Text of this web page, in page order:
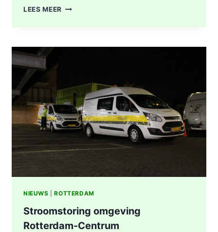
LEES MEER SCOOTER
BIJ
IN
ROTTERDAM
NIEUWS |ROTTERDAM
Stroomstoring omgeving
Rotterdam-Centrum